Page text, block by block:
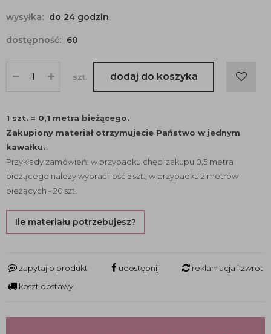
wysyłka: do 24 godzin
dostępność: 60
szt. dodaj do koszyka
1 szt. = 0,1 metra bieżącego.
Zakupiony materiał otrzymujecie Państwo w jednym
kawałku.
Przykłady zamówień: w przypadku chęci zakupu 0,5 metra
bieżącego należy wybrać ilość 5 szt., w przypadku 2 metrów
bieżących - 20 szt.
Ile materiału potrzebujesz?
zapytaj o produkt udostępnij
reklamacja i zwrot
koszt dostawy